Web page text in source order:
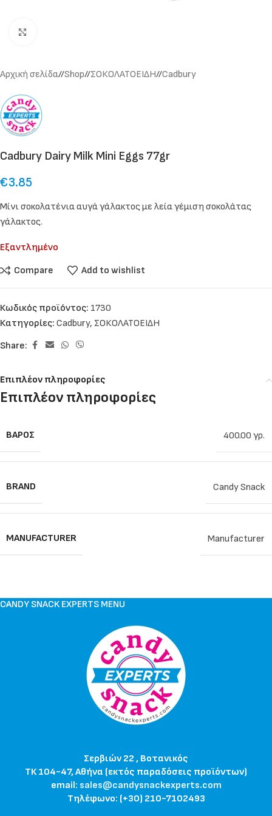
Αρχική σελίδα/ Shop/ ΣΟΚΟΛΑΤΟΕΙΔΗ/ Cadbury
Cadbury Dairy Milk Mini Eggs 77gr
€3.85
Μίνι σοκολατένια αυγά γάλακτος με λεία γέμιση σοκολάτας
γάλακτος.
Εξαντλημένο
Compare
Add to wishlist
Κωδικός προϊόντος: 1730
Κατηγορίες: Cadbury, ΣΟΚΟΛΑΤΟΕΙΔΗ
Share:
Επιπλέον πληροφορίες
Επιπλέον πληροφορίες
ΒΆΡΟΣ 400.00 γρ.
BRAND Candy Snack
MANUFACTURER Manufacturer
CANDY SNACK EXPERTS MENU
Σερβιών 22 , Βοτανικός
ΤΚ 104-47, Αθήνα (εκτός παραδόσεις προϊόντων)
email: sales@candysnackexperts.com
Τηλέφωνο: (+30) 210-7102493